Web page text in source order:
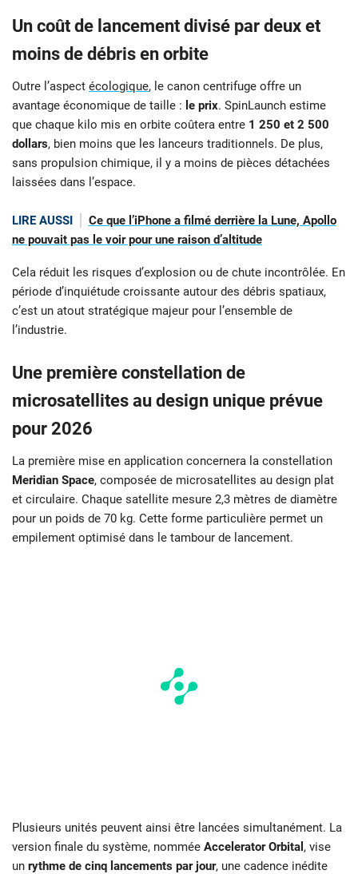
Un coût de lancement divisé par deux et
moins de débris en orbite
Outre l’aspect écologique, le canon centrifuge offre un
avantage économique de taille : le prix. SpinLaunch estime
que chaque kilo mis en orbite coûtera entre 1 250 et 2 500
dollars, bien moins que les lanceurs traditionnels. De plus,
sans propulsion chimique, il y a moins de pièces détachées
laissées dans l’espace.
LIRE AUSSI
Ce que l’iPhone a filmé derrière la Lune, Apollo
ne pouvait pas le voir pour une raison d’altitude
Cela réduit les risques d’explosion ou de chute incontrôlée. En
période d’inquiétude croissante autour des débris spatiaux,
c’est un atout stratégique majeur pour l’ensemble de
l’industrie.
Une première constellation de
microsatellites au design unique prévue
pour 2026
La première mise en application concernera la constellation
Meridian Space, composée de microsatellites au design plat
et circulaire. Chaque satellite mesure 2,3 mètres de diamètre
pour un poids de 70 kg. Cette forme particulière permet un
empilement optimisé dans le tambour de lancement.
Plusieurs unités peuvent ainsi être lancées simultanément. La
version finale du système, nommée Accelerator Orbital , vise
un rythme de cinq lancements par jour, une cadence inédite